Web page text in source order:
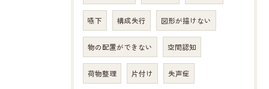
嚥下 構成失行 図形が描けない
物の配置ができない 空間認知
荷物整理 片付け 失声症